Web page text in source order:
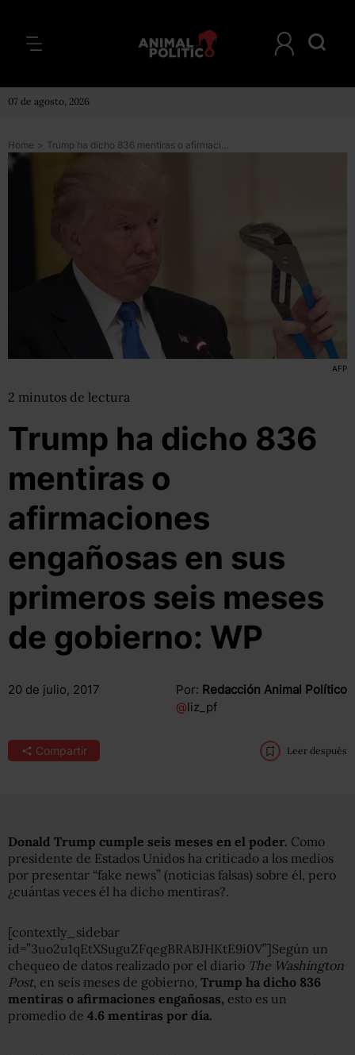
07 de agosto, 2026
Home > Trump ha dicho 836 mentiras o afirmaciones engañosas en sus primeros seis meses de gobierno: WP
AFP
2 minutos de lectura
Trump ha dicho 836
mentiras o
afirmaciones
engañosas en sus
primeros seis meses
de gobierno: WP
20 de julio, 2017 Por: Redacción Animal Político
@liz_pf
Compartir Leer después
Donald Trump cumple seis meses en el poder. Como
presidente de Estados Unidos ha criticado a los medios
por presentar “fake news” (noticias falsas) sobre él, pero
¿cuántas veces él ha dicho mentiras?.
[contextly_sidebar
id=”3uo2u1qEtXSuguZFqegBRABJHKtE9i0V”]Según un
chequeo de datos realizado por el diario The Washington
Post, en seis meses de gobierno, Trump ha dicho 836
mentiras o afirmaciones engañosas, esto es un
promedio de 4.6 mentiras por día.